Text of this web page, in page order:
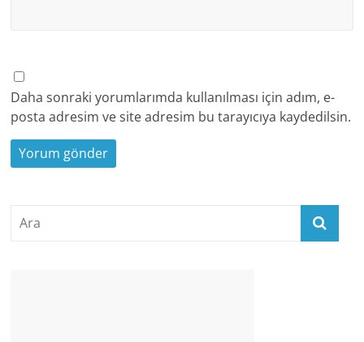
Daha sonraki yorumlarımda kullanılması için adım, e-
posta adresim ve site adresim bu tarayıcıya kaydedilsin.